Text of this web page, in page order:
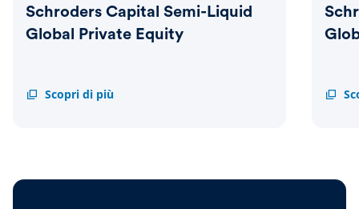
Schroders Capital Semi-Liquid
Global Private Equity
Scopri di più
Schroders
Equity
Equity
ELTIF